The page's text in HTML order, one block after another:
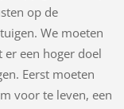
op de
We moeten
er een hoger doel
Eerst moeten
voor te leven, een